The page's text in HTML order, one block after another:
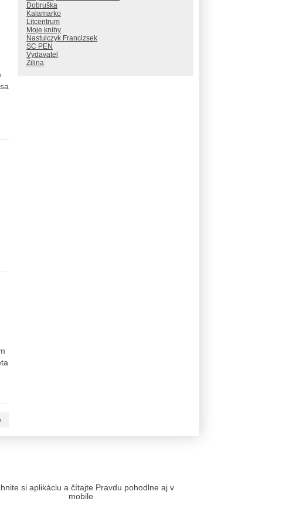
Dobruška
Kalamarko
Litcentrum
Moje knihy
Nastulczyk Francizsek
SC PEN
Vydavatel
Žilina
si aplikáciu a čítajte Pravdu pohodlne aj v
mobile